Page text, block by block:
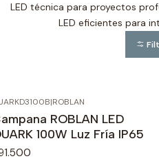
LED técnica para proyectos
LED eficientes para
|ROBLAN
ROBLAN LED
100W Luz Fría IP65